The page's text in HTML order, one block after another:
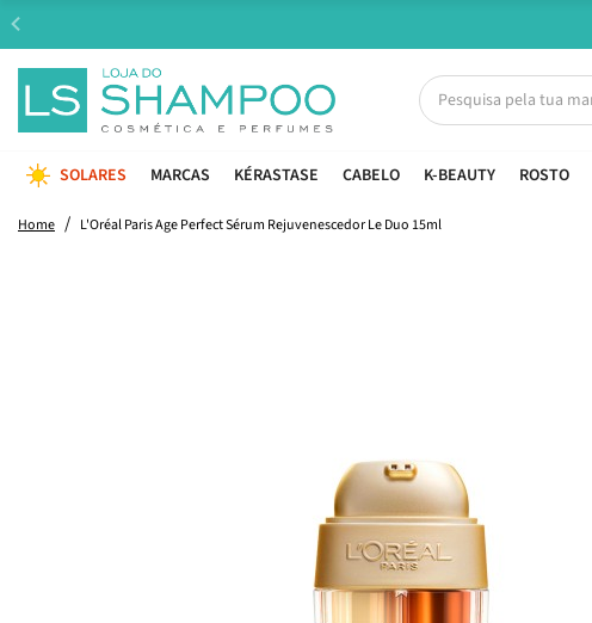
SOLARES MARCAS KÉRASTASE CABELO K-BEAUTY ROSTO
Home L'Oréal Paris Age Perfect Sérum Rejuvenescedor Le Duo 15ml